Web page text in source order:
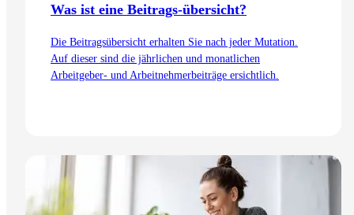
Was ist eine Beitrags-übersicht?
Die Beitragsübersicht erhalten Sie nach jeder Mutation.
Auf dieser sind die jährlichen und monatlichen
Arbeitgeber- und Arbeitnehmerbeiträge ersichtlich.
Zum Artikel